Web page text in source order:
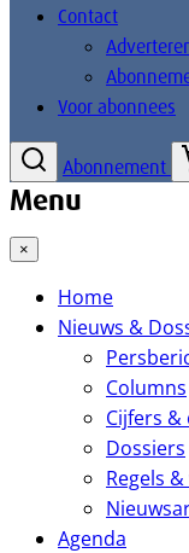
Contact
Voor abonnees
Abonnement
Menu
×
Home
Nieuws &
Columns
Cijfers
Dossiers
Regels
Agenda